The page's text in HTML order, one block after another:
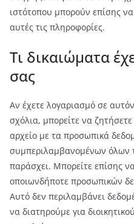
ιστότοπου μπορούν επίσης
αυτές τις πληροφορίες.
Τι δικαιώματα
σας
Αν έχετε λογαριασμό σε
σχόλια, μπορείτε να
αρχείο με τα προσωπικά
συμπεριλαμβανομένων όλων
παράσχει. Μπορείτε επίσης
οποιωνδήποτε προσωπικών
Αυτό δεν περιλαμβάνει
να διατηρούμε για